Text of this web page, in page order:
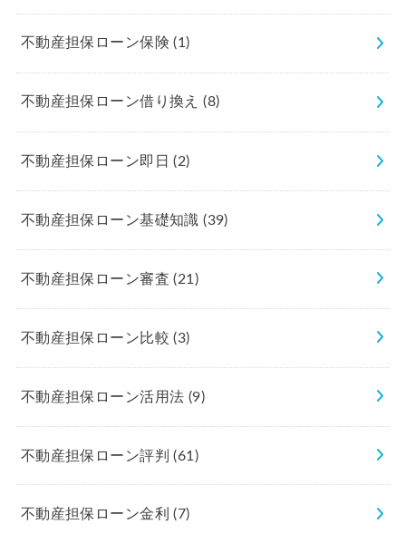
不動産担保ローン保険(1)
不動産担保ローン借り換え(8)
不動産担保ローン即日(2)
不動産担保ローン基礎知識(39)
不動産担保ローン審査(21)
不動産担保ローン比較(3)
不動産担保ローン活用法 (9)
不動産担保ローン評判(61)
不動産担保ローン金利(7)